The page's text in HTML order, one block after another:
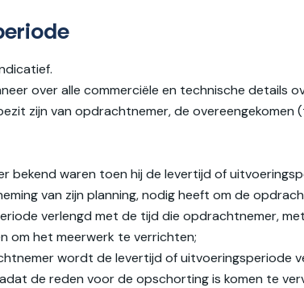
over alle commerciële en technische details
zijn van opdrachtnemer, de
bekend waren toen hij de levertijd of
van zijn planning, nodig heeft om de
verlengd met de tijd die opdrachtnemer,
om het meerwerk te verrichten;
wordt de levertijd of uitvoeringsperiode
de reden voor de opschorting is komen te